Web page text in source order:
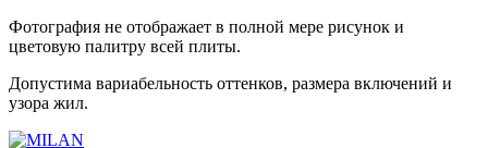
Фотография не отображает в полной мере рисунок и
цветовую палитру всей плиты.
Допустима вариабельность оттенков, размера включений и
узора жил.